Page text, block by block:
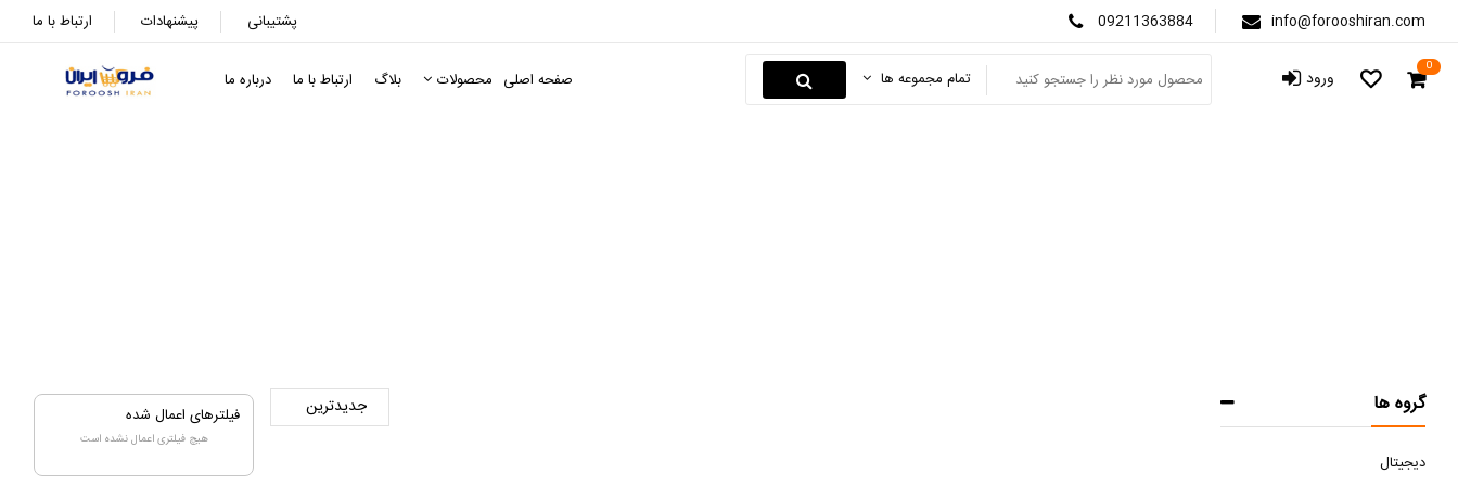
ارتباط با ما پیشنهادات پشتیبانی 09211363884 info@forooshiran.com
صفحه اصلی محصولات بلاگ ارتباط با ما درباره ما تمام مجموعه ها ورود 0
فیلترهای اعمال شده
هیچ فیلتری اعمال نشده است
گروه ها
دیجیتال